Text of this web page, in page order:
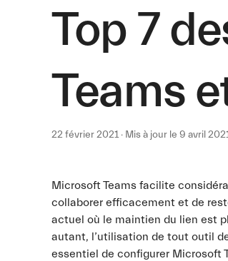
Top 7
Teams
22 février 2021 · Mis à jour le 9 avril
Microsoft Teams facilite
collaborer efficacement et de
actuel où le maintien du lien est
autant, l’utilisation de tout outil
essentiel de configurer Microsoft